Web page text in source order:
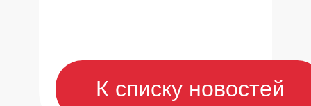
К списку новостей